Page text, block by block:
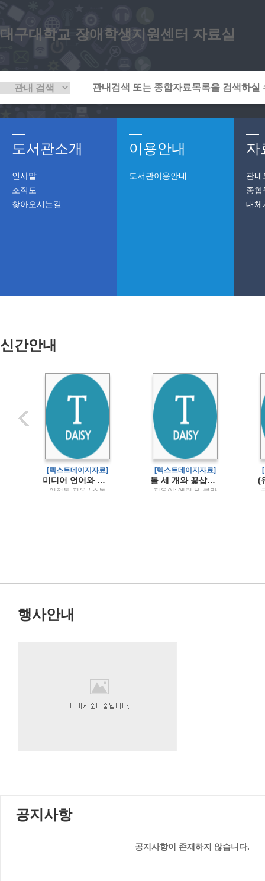
대구대학교 장애학생지원센터 자료실
도서관소개
인사말
조직도
찾아오시는길
이용안내
도서관이용안내
자
관내
종합
대체
신간안내
[텍스트데이지자료]
미디어 언어와 문화
이정복 지음 / 소통
[텍스트데이지자료]
돌 세 개와 꽃삽사라진 문명을 역사로 만드는 발굴 이야기
지은이: 에릭 H. 클라
행사안내
공지사항
공지사항이 존재하지 않습니다.